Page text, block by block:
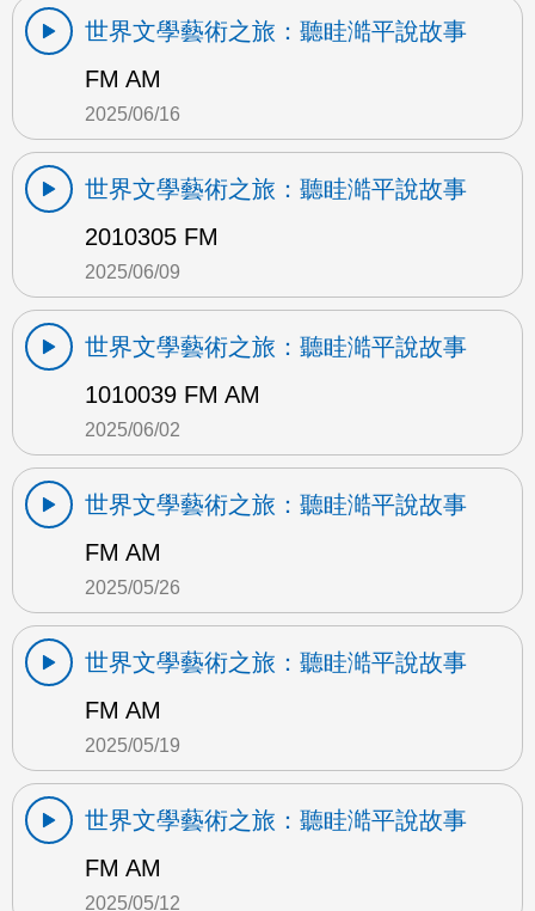
世界文學藝術之旅：聽眭澔平說故事
FM AM
2025/06/16
世界文學藝術之旅：聽眭澔平說故事
2010305 FM
2025/06/09
世界文學藝術之旅：聽眭澔平說故事
1010039 FM AM
2025/06/02
世界文學藝術之旅：聽眭澔平說故事
FM AM
2025/05/26
世界文學藝術之旅：聽眭澔平說故事
FM AM
2025/05/19
世界文學藝術之旅：聽眭澔平說故事
FM AM
2025/05/12